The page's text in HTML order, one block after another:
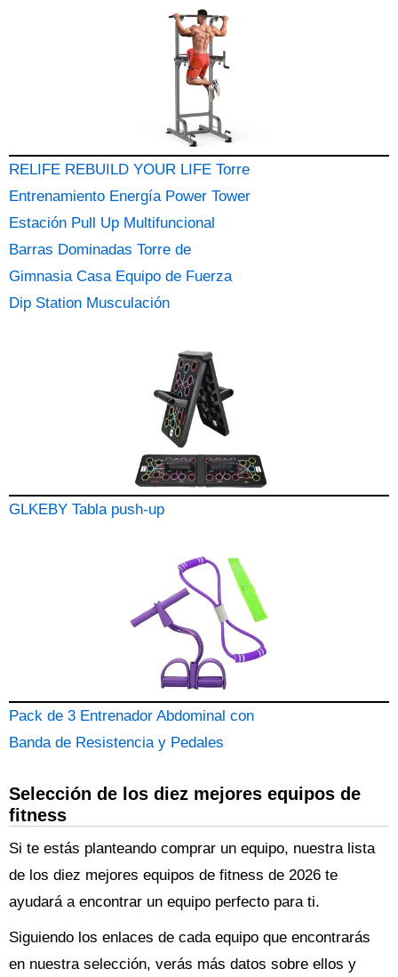
RELIFE REBUILD YOUR LIFE Torre
Entrenamiento Energía Power Tower
Estación Pull Up Multifuncional
Barras Dominadas Torre de
Gimnasia Casa Equipo de Fuerza
Dip Station Musculación
GLKEBY Tabla push-up
Pack de 3 Entrenador Abdominal con
Banda de Resistencia y Pedales
Selección de los diez mejores equipos de
fitness
Si te estás planteando comprar un equipo, nuestra lista
de los diez mejores equipos de fitness de 2026 te
ayudará a encontrar un equipo perfecto para ti.
Siguiendo los enlaces de cada equipo que encontrarás
en nuestra selección, verás más datos sobre ellos y